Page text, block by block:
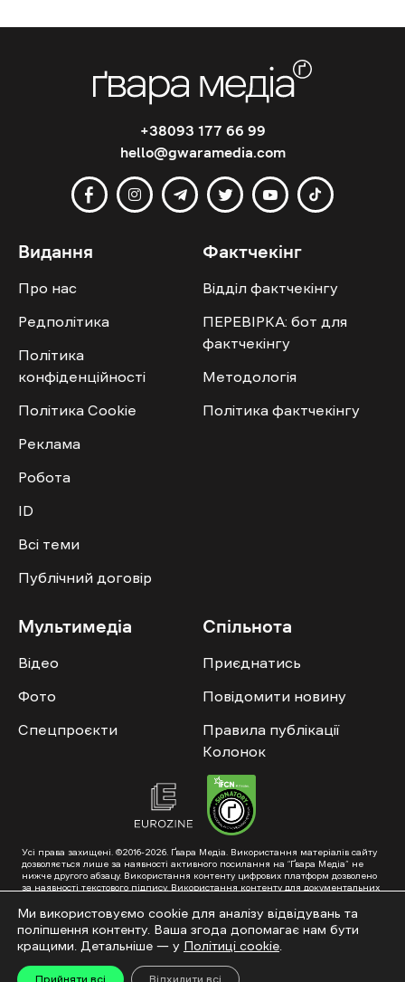
+38093 177 66 99
hello@gwaramedia.com
Видання
Про нас
Редполітика
Політика
конфіденційності
Політика Cookie
Реклама
Робота
ID
Всі теми
Публічний договір
Фактчекінг
Відділ фактчекінгу
ПЕРЕВІРКА: бот для
фактчекінгу
Методологія
Політика фактчекінгу
Мультимедіа
Відео
Фото
Спецпроєкти
Спільнота
Приєднатись
Повідомити новину
Правила публікації
Колонок
Усі права захищені. ©2016-2026. Ґвара Медіа. Використання матеріалів сайту
дозволяється лише за наявності активного посилання на “Ґвара Медіа” не
нижче другого абзацу. Використання контенту цифрових платформ дозволено
за наявності текстового підпису. Використання контенту для документальних
схвалення від редакції.
Суб’єкт у сфері онлайн-медіа; ідентифікатор медіа – R40-01353. Поштова
адреса: ГО «Ґвара Медіа», 61057, Харків, вул. Гоголя, 14, абонентська скринька
№7400
Підкинь нам тему на пошту – hello@gwaramedia.com
Ми використовуємо cookie для аналізу відвідувань та
поліпшення контенту. Ваша згода допомагає нам бути
кращими. Детальніше — у Політиці cookie
Прийняти всі Відхилити всі